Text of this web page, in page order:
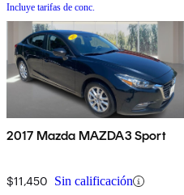
Incluye tarifas de conc.
2017 Mazda MAZDA3 Sport
$11,450 Sin calificación